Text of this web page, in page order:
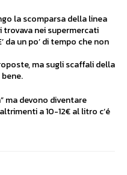
la scomparsa della linea
trovava nei supermercati
da un po’ di tempo che non
ma sugli scaffali della
ma devono diventare
a 10-12€ al litro c’é